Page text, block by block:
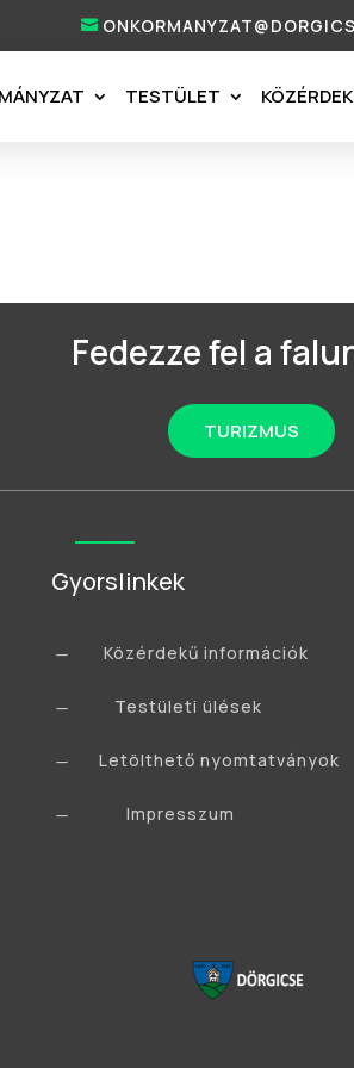
TESTÜLET
Fedezze fel a
TURIZMUS
Gyorslinkek
K Közérdekű információk
K Testületi ülések
K Letölthető nyomtatványok
K Impresszum